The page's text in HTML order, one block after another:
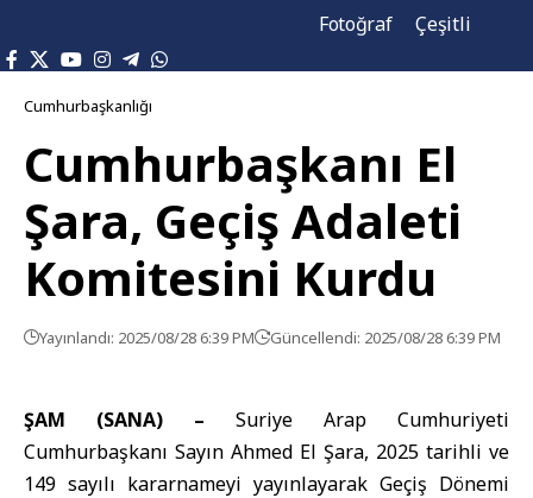
Fotoğraf
Çeşitli
Cumhurbaşkanlığı
Cumhurbaşkanı El
Şara, Geçiş Adaleti
Komitesini Kurdu
Yayınlandı: 2025/08/28 6:39 PM Güncellendi: 2025/08/28 6:39 PM
ŞAM (SANA) – Suriye Arap Cumhuriyeti
Cumhurbaşkanı Sayın Ahmed El Şara, 2025 tarihli ve
149 sayılı kararnameyi yayınlayarak Geçiş Dönemi